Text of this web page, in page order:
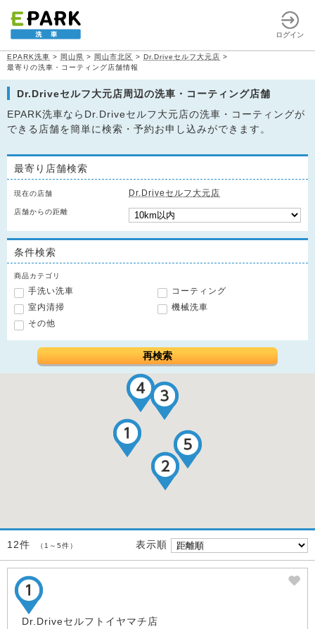
ログイン
EPARK洗車 > 岡山県 > 岡山市北区 > Dr.Driveセルフ大元店 >
最寄りの洗車・コーティング店舗情報
Dr.Driveセルフ大元店周辺の洗車・コーティング店舗
EPARK洗車ならDr.Driveセルフ大元店の洗車・コーティングが
できる店舗を簡単に検索・予約お申し込みができます。
最寄り店舗検索
現在の店舗 Dr.Driveセルフ大元店
店舗からの距離
条件検索
商品カテゴリ
手洗い洗車
コーティング
室内清掃
機械洗車
その他
再検索
12件 （1～5件） 表示順
Dr.Driveセルフトイヤマチ店